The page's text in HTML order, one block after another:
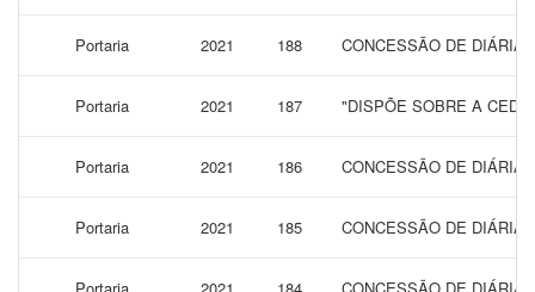
Portaria 2021 188 CONCESSÃO DE
Portaria 2021 187 "DISPÕE SOBRE A
Portaria 2021 186 CONCESSÃO DE
Portaria 2021 185 CONCESSÃO DE